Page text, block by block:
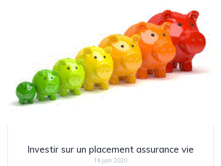
Investir sur un placement assurance vie
18 juin 2020